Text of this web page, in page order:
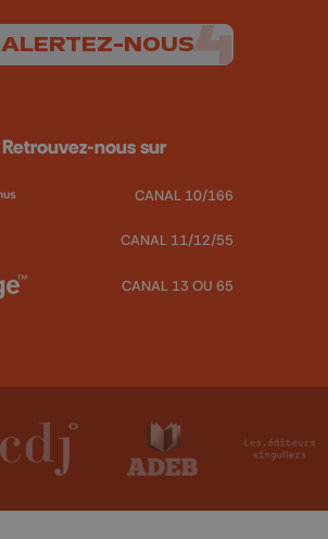
ALERTEZ-NOUS
Retrouvez-nous sur
CANAL 10/166
CANAL 11/12/55
CANAL 13 OU 65